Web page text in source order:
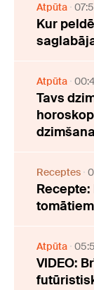
Atpūta
Kur
Atpūta
Tavs
Receptes
Atpūta
VIDEO: